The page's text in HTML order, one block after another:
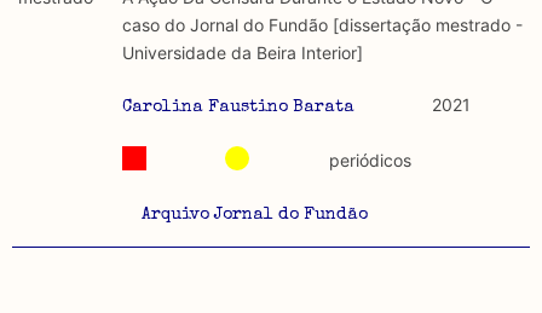
A lista procura incluir as publicações mais relevantes
a algumas das publicações que aqui se encontram
discurso e uso da liberdade de expressão. Trata-se de
uma censura que é omnipresente, dado que é
constitutiva do próprio acto de fala.
Regulatória e Constitutiva : são combinadas ambas
abordagens.
caso do Jornal do Fundão [dissertação mestrado -
Universidade da Beira Interior]
Carolina Faustino Barata 2021
Arquivo Jornal do Fundão
periódicos